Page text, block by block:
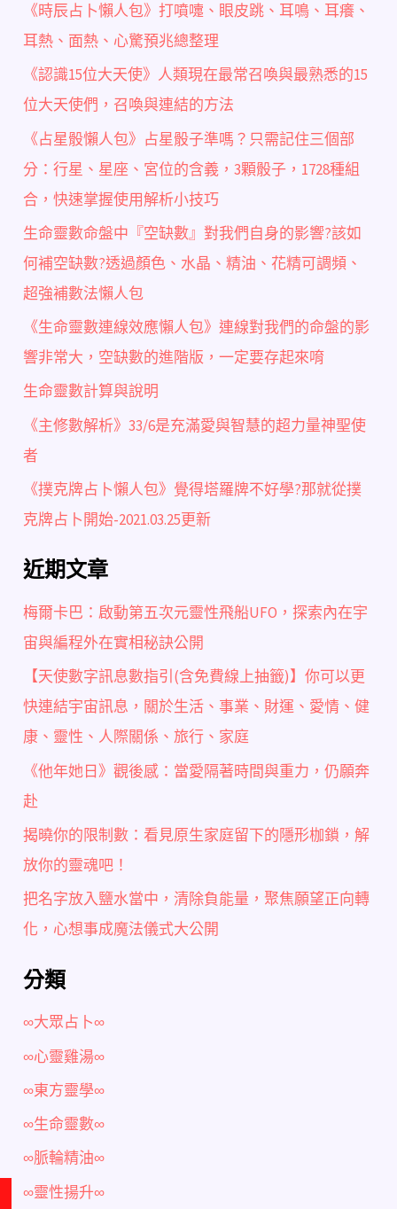
《時辰占卜懶人包》打噴嚏、眼皮跳、耳鳴、耳癢、
耳熱、面熱、心驚預兆總整理
《認識15位大天使》人類現在最常召喚與最熟悉的15
位大天使們，召喚與連結的方法
《占星骰懶人包》占星骰子準嗎？只需記住三個部
分：行星、星座、宮位的含義，3顆骰子，1728種組
合，快速掌握使用解析小技巧
生命靈數命盤中『空缺數』對我們自身的影響?該如
何補空缺數?透過顏色、水晶、精油、花精可調頻、
超強補數法懶人包
《生命靈數連線效應懶人包》連線對我們的命盤的影
響非常大，空缺數的進階版，一定要存起來唷
生命靈數計算與說明
《主修數解析》33/6是充滿愛與智慧的超力量神聖使
者
《撲克牌占卜懶人包》覺得塔羅牌不好學?那就從撲
克牌占卜開始-2021.03.25更新
近期文章
梅爾卡巴：啟動第五次元靈性飛船UFO，探索內在宇
宙與編程外在實相秘訣公開
【天使數字訊息數指引(含免費線上抽籤)】你可以更
快連結宇宙訊息，關於生活、事業、財運、愛情、健
康、靈性、人際關係、旅行、家庭
《他年她日》觀後感：當愛隔著時間與重力，仍願奔
赴
揭曉你的限制數：看見原生家庭留下的隱形枷鎖，解
放你的靈魂吧！
把名字放入鹽水當中，清除負能量，聚焦願望正向轉
化，心想事成魔法儀式大公開
分類
∞大眾占卜∞
∞心靈雞湯∞
∞東方靈學∞
∞生命靈數∞
∞脈輪精油∞
∞靈性揚升∞